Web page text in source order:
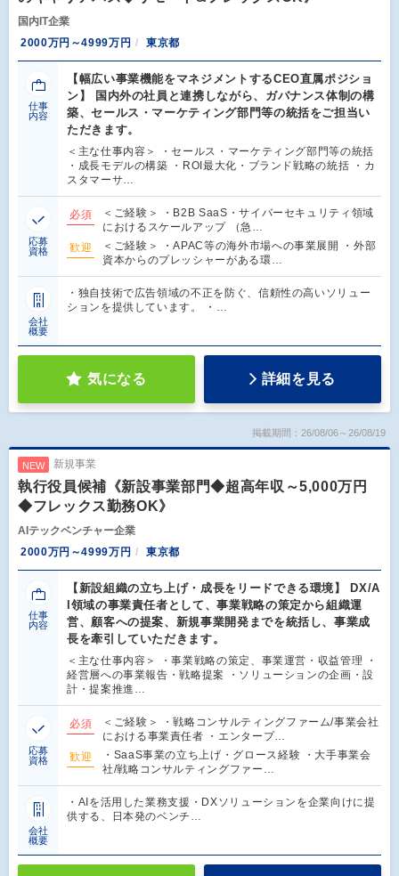
国内IT企業
2000万円～4999万円
東京都
仕事
内容
【幅広い事業機能をマネジメントするCEO直属ポジショ
ン】 国内外の社員と連携しながら、ガバナンス体制の構
築、セールス・マーケティング部門等の統括をご担当い
ただきます。
＜主な仕事内容＞ ・セールス・マーケティング部門等の統括
・成長モデルの構築 ・ROI最大化・ブランド戦略の統括 ・カ
スタマーサ…
応募
資格
必須
＜ご経験＞ ・B2B SaaS・サイバーセキュリティ領域
におけるスケールアップ （急…
歓迎
＜ご経験＞ ・APAC等の海外市場への事業展開 ・外部
資本からのプレッシャーがある環…
会社
概要
・独自技術で広告領域の不正を防ぐ、信頼性の高いソリュー
ションを提供しています。 ・…
気になる 詳細を見る
掲載期間：26/08/06～26/08/19
NEW 新規事業
執行役員候補《新設事業部門◆超高年収～5,000万円
◆フレックス勤務OK》
AIテックベンチャー企業
2000万円～4999万円
東京都
仕事
内容
【新設組織の立ち上げ・成長をリードできる環境】 DX/A
I領域の事業責任者として、事業戦略の策定から組織運
営、顧客への提案、新規事業開発までを統括し、事業成
長を牽引していただきます。
＜主な仕事内容＞ ・事業戦略の策定、事業運営・収益管理 ・
経営層への事業報告・戦略提案 ・ソリューションの企画・設
計・提案推進…
応募
資格
必須
＜ご経験＞ ・戦略コンサルティングファーム/事業会社
における事業責任者 ・エンタープ…
歓迎
・SaaS事業の立ち上げ・グロース経験 ・大手事業会
社/戦略コンサルティングファー…
会社
概要
・AIを活用した業務支援・DXソリューションを企業向けに提
供する、日本発のベンチ…